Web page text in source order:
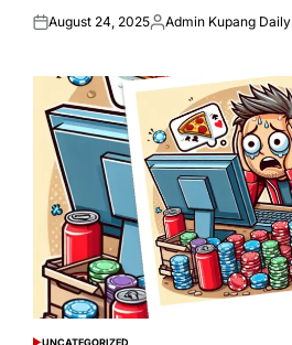
Posted
August 24, 2025Posted
Admin Kupang Daily
UNCATEGORIZED